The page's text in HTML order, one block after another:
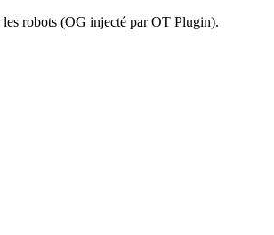
robots (OG injecté par OT Plugin).